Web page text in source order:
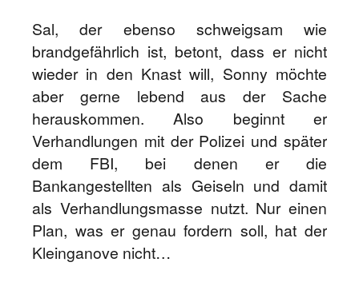
Sal, der ebenso schweigsam wie
brandgefährlich ist, betont, dass er nicht
wieder in den Knast will, Sonny möchte
aber gerne lebend aus der Sache
herauskommen. Also beginnt er
Verhandlungen mit der Polizei und später
dem FBI, bei denen er die
Bankangestellten als Geiseln und damit
als Verhandlungsmasse nutzt. Nur einen
Plan, was er genau fordern soll, hat der
Kleinganove nicht…